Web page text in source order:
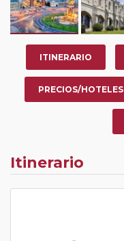
ITINERARIO
PRECIOS/HOTELES
Itinerario